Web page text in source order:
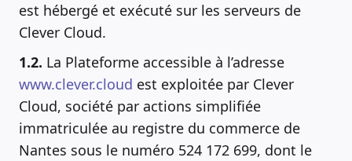
est hébergé et exécuté sur les serveurs de
Clever Cloud.
1.2. La Plateforme accessible à l’adresse
www.clever.cloud est exploitée par Clever
Cloud, société par actions simplifiée
immatriculée au registre du commerce de
Nantes sous le numéro 524 172 699, dont le